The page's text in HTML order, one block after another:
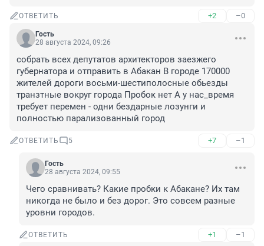
ОТВЕТИТЬ +2 –0
Гость
28 августа 2024, 09:26
собрать всех депутатов архитекторов заезжего
губернатора и отправить в Абакан В городе 170000
жителей дороги восьми-шестиполосные обьезды
транзтные вокруг города Пробок нет А у нас_время
требует перемен - одни бездарные лозунги и
полностью парализованный город
ОТВЕТИТЬ 5 +7 –1
Гость
28 августа 2024, 09:55
Чего сравнивать? Какие пробки к Абакане? Их там
никогда не было и без дорог. Это совсем разные
уровни городов.
ОТВЕТИТЬ +1 –1